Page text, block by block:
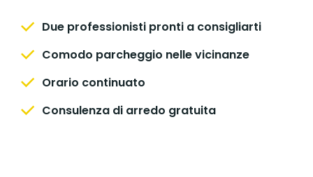
Due professionisti pronti a consigliarti
Comodo parcheggio nelle vicinanze
Orario continuato
Consulenza di arredo gratuita